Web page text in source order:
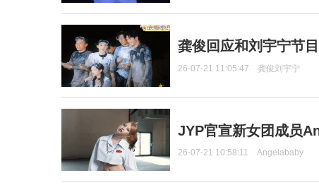
龚俊回应和刘宇宁节
26-07-21 11:05:47 龚俊刘宇宁
JYP官宣新女团成员
26-07-21 10:58:11 Angelababy